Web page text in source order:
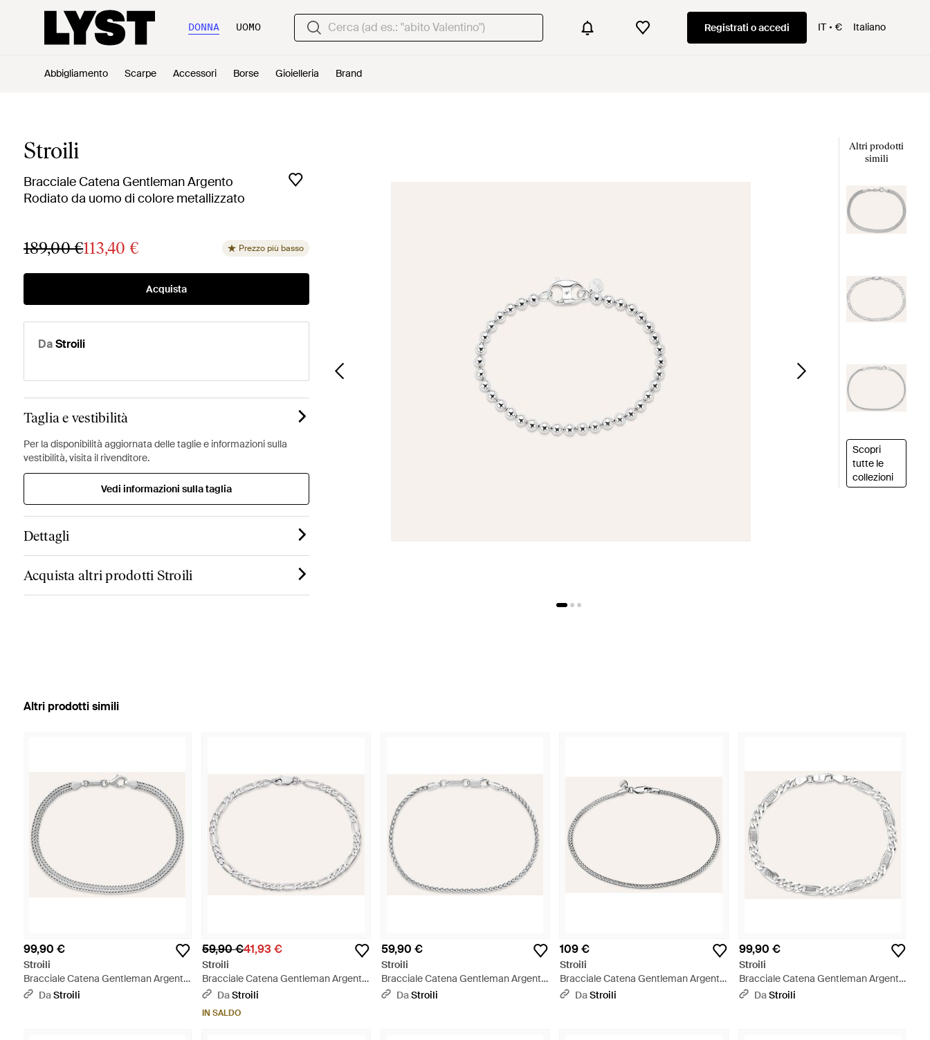
DONNA UOMO Registrati o accedi IT € Italiano
Abbigliamento Scarpe Accessori Borse Gioielleria Brand
Stroili
Bracciale Catena Gentleman Argento
Rodiato da uomo di colore metallizzato
189,00 €113,40 € Prezzo più basso
Acquista
Da Stroili
Taglia e vestibilità
Per la disponibilità aggiornata delle taglie e informazioni sulla
vestibilità, visita il rivenditore.
Vedi informazioni sulla taglia
Dettagli
Acquista altri prodotti Stroili
Altri prodotti
simili
Scopri
tutte le
collezioni
Altri prodotti simili
99,90 €
Stroili
Bracciale Catena Gentleman Argento
Rodiato - Metallizzato
DaStroili
59,90 €41,93 €
Stroili
Bracciale Catena Gentleman Argento
Rodiato - Metallizzato
DaStroili
IN SALDO
59,90 €
Stroili
Bracciale Catena Gentleman Argento
Rodiato - Metallizzato
DaStroili
109 €
Stroili
Bracciale Catena Gentleman Argento
Rodiato - Metallizzato
DaStroili
99,90 €
Stroili
Bracciale Catena Gentleman Argento
Rodiato - Neutro
DaStroili